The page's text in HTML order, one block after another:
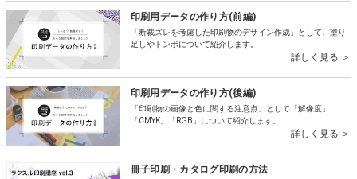
印刷用データの作り方(前編)
「断裁ズレを考慮した印刷物のデザイン作成」として、塗り
足しやトンボについて紹介します。
詳しく見る ＞
印刷用データの作り方(後編)
「印刷物の画像と色に関する注意点」として「解像度」
「CMYK」「RGB」について紹介します。
詳しく見る ＞
冊子印刷・カタログ印刷の方法